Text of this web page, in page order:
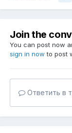
Join the
You can post now
sign in now to post
Ответить в